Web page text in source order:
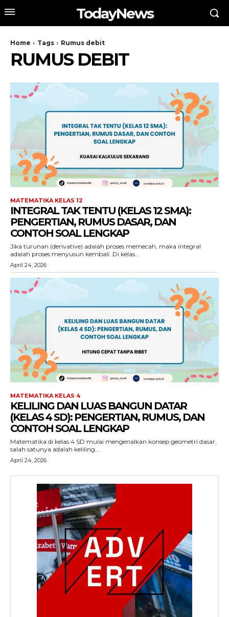
TodayNews
Home Tags Rumus debit
RUMUS DEBIT
MATEMATIKA KELAS 12
INTEGRAL TAK TENTU (KELAS 12 SMA):
PENGERTIAN, RUMUS DASAR, DAN
CONTOH SOAL LENGKAP
Jika turunan (derivative) adalah proses memecah, maka integral
adalah proses menyusun kembali. Di kelas...
April 24, 2026
MATEMATIKA KELAS 4
KELILING DAN LUAS BANGUN DATAR
(KELAS 4 SD): PENGERTIAN, RUMUS, DAN
CONTOH SOAL LENGKAP
Matematika di kelas 4 SD mulai mengenalkan konsep geometri dasar,
salah satunya adalah keliling...
April 24, 2026